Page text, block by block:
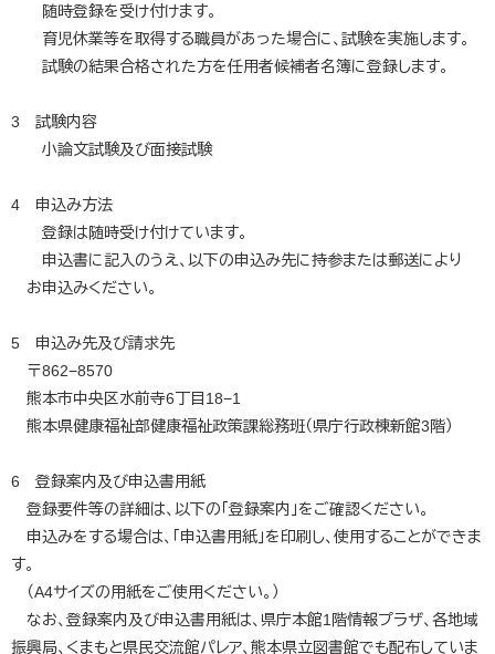
随時登録を受け付けます。
育児休業等を取得する職員があった場合に、試験を実施します。
試験の結果合格された方を任用者候補者名簿に登録します。
3 試験内容
小論文試験及び面接試験
4 申込み方法
登録は随時受け付けています。
申込書に記入のうえ、以下の申込み先に持参または郵送により
お申込みください。
5 申込み先及び請求先
〒862−8570
熊本市中央区水前寺6丁目18−1
熊本県健康福祉部健康福祉政策課総務班（県庁行政棟新館3階）
6 登録案内及び申込書用紙
登録要件等の詳細は、以下の「登録案内」をご確認ください。
申込みをする場合は、「申込書用紙」を印刷し、使用することができま
す。
（A4サイズの用紙をご使用ください。）
なお、登録案内及び申込書用紙は、県庁本館1階情報プラザ、各地域
振興局、くまもと県民交流館パレア、熊本県立図書館でも配布していま